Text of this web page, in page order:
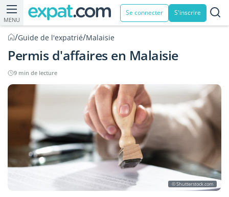
MENU
Se connecter S'inscrire
/Guide de l'expatrié/Malaisie
Permis d'affaires en Malaisie
9 min de lecture
© Shutterstock.com